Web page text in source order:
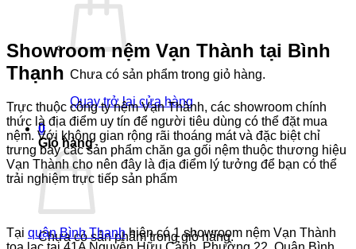
Chưa có sản phẩm trong giỏ hàng.
Quay trở lại cửa hàng
0
Giỏ hàng
Chưa có sản phẩm trong giỏ hàng.
Showroom nệm Vạn Thành tại Bình
Thạnh
Trực thuộc công ty nệm Vạn Thành, các showroom chính
thức là địa điểm uy tín để người tiêu dùng có thể đặt mua
nệm. Với không gian rộng rãi thoáng mát và đặc biệt chỉ
trưng bày các sản phẩm chăn ga gối nệm thuộc thương hiệu
Vạn Thành cho nên đây là địa điểm lý tưởng để bạn có thể
trải nghiệm trực tiếp sản phẩm
Tại quận Bình Thạnhhiện có 1 showroom nệm Vạn Thành